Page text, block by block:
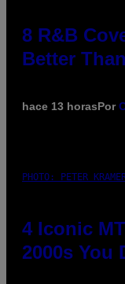
8 R&B
Better
hace 13 horasPor
PHOTO: PETER
4 Iconic
2000s You